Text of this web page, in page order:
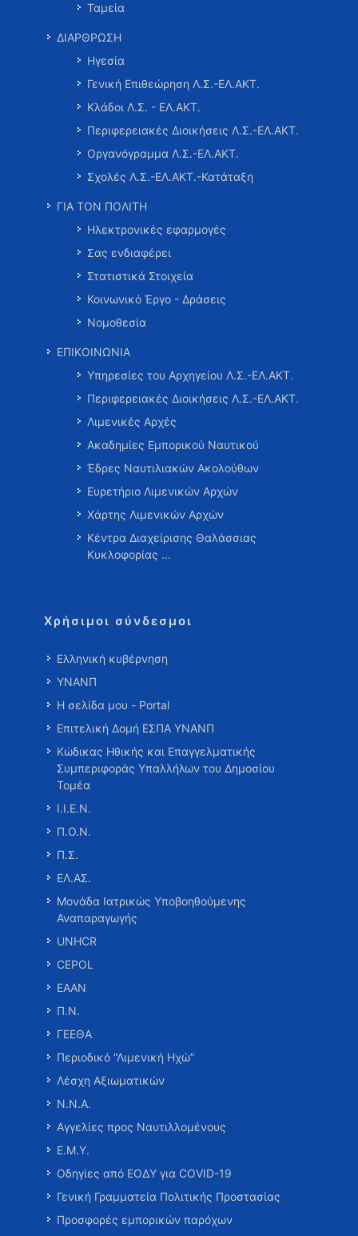
Ταμεία
ΔΙΑΡΘΡΩΣΗ
Ηγεσία
Γενική Επιθεώρηση Λ.Σ.-ΕΛ.ΑΚΤ.
Κλάδοι Λ.Σ. - ΕΛ.ΑΚΤ.
Περιφερειακές Διοικήσεις Λ.Σ.-ΕΛ.ΑΚΤ.
Οργανόγραμμα Λ.Σ.-ΕΛ.ΑΚΤ.
Σχολές Λ.Σ.-ΕΛ.ΑΚΤ.-Κατάταξη
ΓΙΑ ΤΟΝ ΠΟΛΙΤΗ
Ηλεκτρονικές εφαρμογές
Σας ενδιαφέρει
Στατιστικά Στοιχεία
Κοινωνικό Έργο - Δράσεις
Νομοθεσία
ΕΠΙΚΟΙΝΩΝΙΑ
Υπηρεσίες του Αρχηγείου Λ.Σ.-ΕΛ.ΑΚΤ.
Περιφερειακές Διοικήσεις Λ.Σ.-ΕΛ.ΑΚΤ.
Λιμενικές Αρχές
Ακαδημίες Εμπορικού Ναυτικού
Έδρες Ναυτιλιακών Ακολούθων
Ευρετήριο Λιμενικών Αρχών
Χάρτης Λιμενικών Αρχών
Κέντρα Διαχείρισης Θαλάσσιας
Κυκλοφορίας …
Χρήσιμοι σύνδεσμοι
Ελληνική κυβέρνηση
ΥΝΑΝΠ
Η σελίδα μου - Portal
Επιτελική Δομή ΕΣΠΑ ΥΝΑΝΠ
Κώδικας Ηθικής και Επαγγελματικής
Συμπεριφοράς Υπαλλήλων του Δημοσίου
Τομέα
Ι.Ι.Ε.Ν.
Π.Ο.Ν.
Π.Σ.
ΕΛ.ΑΣ.
Μονάδα Ιατρικώς Υποβοηθούμενης
Αναπαραγωγής
UNHCR
CEPOL
ΕΑΑΝ
Π.Ν.
ΓΕΕΘΑ
Περιοδικό “Λιμενική Ηχώ”
Λέσχη Αξιωματικών
Ν.Ν.Α.
Αγγελίες προς Ναυτιλλομένους
Ε.Μ.Υ.
Οδηγίες από ΕΟΔΥ για COVID-19
Γενική Γραμματεία Πολιτικής Προστασίας
Προσφορές εμπορικών παρόχων